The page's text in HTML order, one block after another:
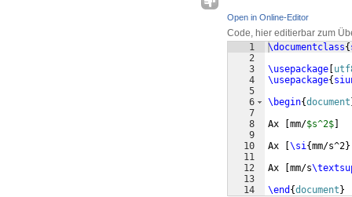
Open in Online-Editor
Code, hier editierbar zum
1
2
3
4
5
6
7
8
9
10
11
12
13
14
\documentclass{
\usepackage
\usepackage{
\begin{document
Ax
mm/$s^2$
Ax
\si{mm/s^2
Ax
mm/s
\end {document }